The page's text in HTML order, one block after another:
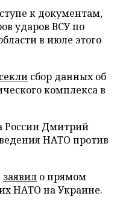
к документам,
ударов ВСУ по
в июле этого
сбор данных об
комплекса в
России Дмитрий
НАТО против
заявил о прямом
НАТО на Украине.